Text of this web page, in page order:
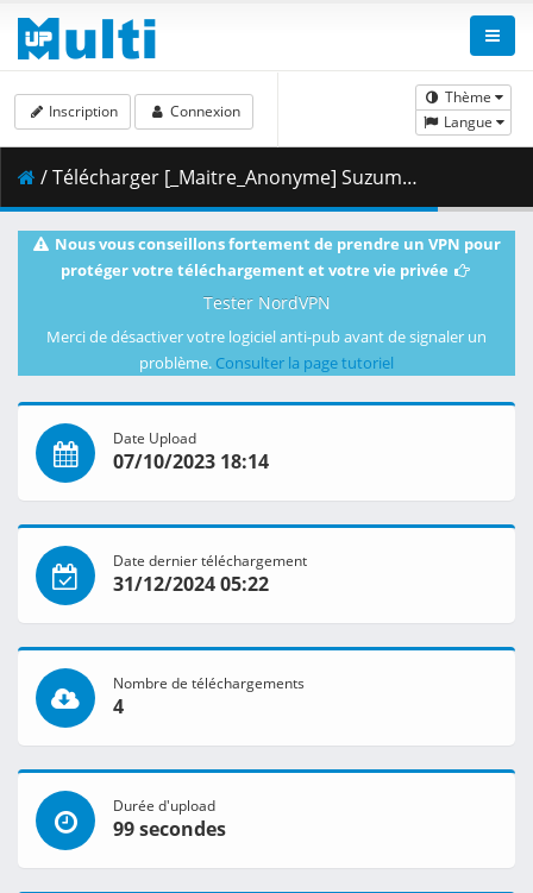
Thème
Langue
Inscription Connexion
/ Télécharger [_Maitre_Anonyme] Suzume (2022) [Blu-Ray JPN 2160p-HEVC VOSTFR-EN].mkv.003 ( 486.74 MB )
Nous vous conseillons fortement de prendre un VPN pour
protéger votre téléchargement et votre vie privée
Tester NordVPN
Merci de désactiver votre logiciel anti-pub avant de signaler un
problème. Consulter la page tutoriel
Date Upload
07/10/2023 18:14
Date dernier téléchargement
31/12/2024 05:22
Nombre de téléchargements
4
Durée d'upload
99 secondes